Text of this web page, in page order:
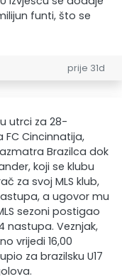
funti, što se
prije 31d
utrci za 28-
Cincinnatija,
Brazilca dok
koji se klubu
za svoj MLS klub,
a ugovor mu
sezoni postigao
nastupa. Veznjak,
vrijedi 16,00
za brazilsku U17